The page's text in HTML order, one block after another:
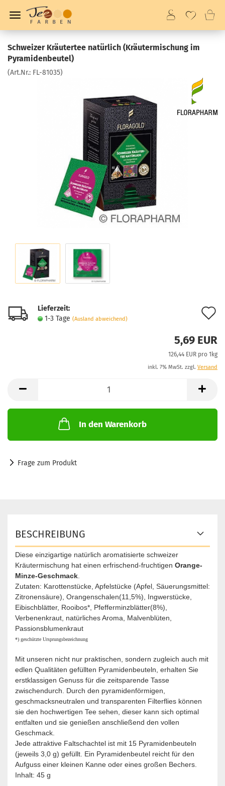
Schweizer Kräutertee natürlich (Kräutermischung im
Pyramidenbeutel)
(Art.Nr.: FL-81035)
Lieferzeit:
1-3 Tage (Ausland abweichend)
5,69 EUR
126,44 EUR pro 1kg
inkl. 7% MwSt. zzgl. Versand
In den Warenkorb
Frage zum Produkt
BESCHREIBUNG
Diese einzigartige natürlich aromatisierte schweizer
Kräutermischung hat einen erfrischend-fruchtigen Orange-
Minze-Geschmack
Zutaten: Karottenstücke, Apfelstücke (Apfel, Säuerungsmittel:
Zitronensäure), Orangenschalen(11,5%), Ingwerstücke,
Eibischblätter, Rooibos*, Pfefferminzblätter(8%),
Verbenenkraut, natürliches Aroma, Malvenblüten,
Passionsblumenkraut
*) geschützte Ursprungsbezeichnung
Mit unseren nicht nur praktischen, sondern zugleich auch mit
edlen Qualitäten gefüllten Pyramidenbeuteln, erhalten Sie
erstklassigen Genuss für die zeitsparende Tasse
zwischendurch. Durch den pyramidenförmigen,
geschmacksneutralen und transparenten Filterflies können
sie den hochwertigen Tee sehen, dieser kann sich optimal
entfalten und sie genießen anschließend den vollen
Geschmack.
Jede attraktive Faltschachtel ist mit 15 Pyramidenbeuteln
(jeweils 3,0 g) gefüllt. Ein Pyramidenbeutel reicht für den
Aufguss einer kleinen Kanne oder eines großen Bechers.
Inhalt: 45 g